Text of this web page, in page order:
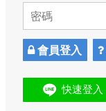
會員登入